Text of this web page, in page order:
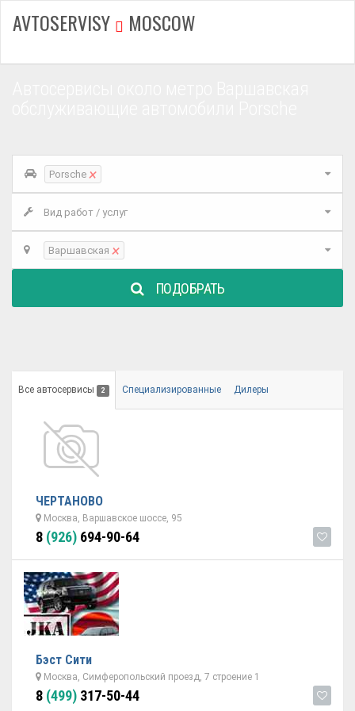
AVTOSERVISY MOSCOW
Porsche ×
Вид работ / услуг
Варшавская ×
ПОДОБРАТЬ
Все автосервисы 2 Специализированные Дилеры
ЧЕРТАНОВО
Москва, Варшавское шоссе, 95
8 (926) 694-90-64
Бэст Сити
Москва, Симферопольский проезд, 7 строение 1
8 (499) 317-50-44